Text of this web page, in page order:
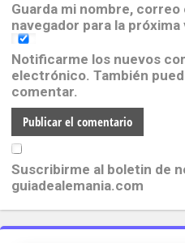
Guarda mi nombre,
navegador para la
Notificarme los nuevos
electrónico. También
comentar.
Suscribirme al boletin de
guiadealemania.com